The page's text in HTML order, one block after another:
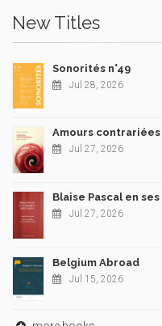
New Titles
Sonorités n°49
Jul 28, 2026
Amours contrariées
Jul 27, 2026
Blaise Pascal en
Jul 27, 2026
Belgium Abroad
Jul 15, 2026